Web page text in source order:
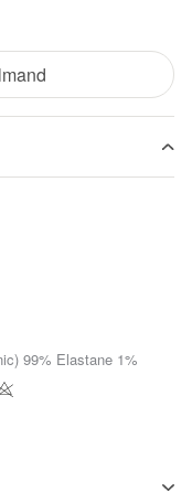
99% Elastane 1%